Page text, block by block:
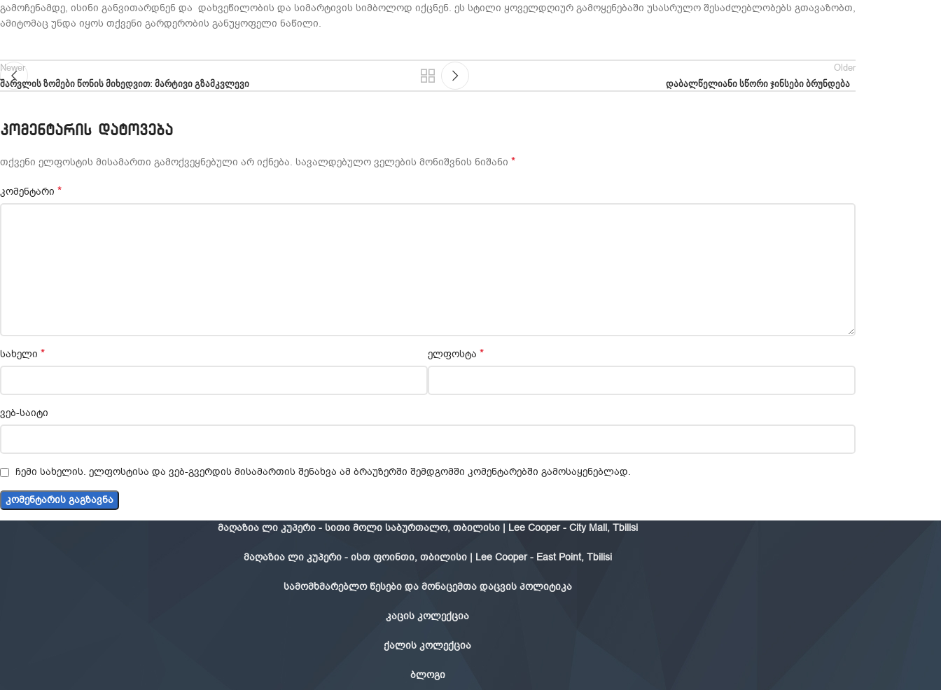
გამოჩენამდე, ისინი განვითარდნენ და დახვეწილობის და სიმარტივის სიმბოლოდ იქცნენ. ეს სტილი ყოველდღიურ გამოყენებაში უსასრულო შესაძლებლობებს გთავაზობთ,
ამიტომაც უნდა იყოს თქვენი გარდერობის განუყოფელი ნაწილი.
Newer
შარვლის ზომები წონის მიხედვით: მარტივი გზამკვლევი
Older
დაბალწელიანი სწორი ჯინსები ბრუნდება
ᲙᲝᲛᲔᲜᲢᲐᲠᲘᲡ ᲓᲐᲢᲝᲕᲔᲑᲐ
თქვენი ელფოსტის მისამართი გამოქვეყნებული არ იქნება. სავალდებულო ველების მონიშვნის ნიშანი *
კომენტარი *
სახელი * ელფოსტა *
ვებ-საიტი
ჩემი სახელის. ელფოსტისა და ვებ-გვერდის მისამართის შენახვა ამ ბრაუზერში შემდგომში კომენტარებში გამოსაყენებლად.
მაღაზია ლი კუპერი - სითი მოლი საბურთალო, თბილისი | Lee Cooper - City Mall, Tbilisi
მაღაზია ლი კუპერი - ისთ ფოინთი, თბილისი | Lee Cooper - East Point, Tbilisi
სამომხმარებლო წესები და მონაცემთა დაცვის პოლიტიკა
კაცის კოლექცია
ქალის კოლექცია
ბლოგი